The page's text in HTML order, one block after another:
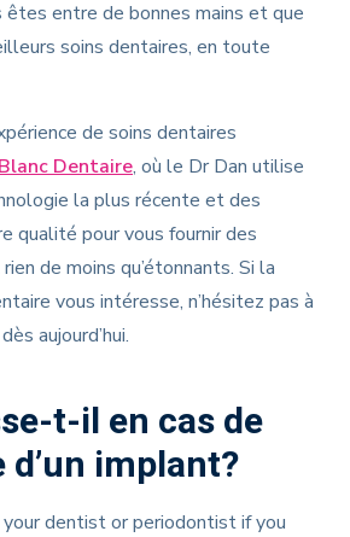
entre de bonnes mains et que
soins dentaires, en toute
de soins dentaires
Blanc Dentaire, où le Dr Dan utilise
la plus récente et des
qualité pour vous fournir des
de moins qu’étonnants. Si la
vous intéresse, n’hésitez pas à
aujourd’hui.
t-il en cas de
implant?
dentist or periodontist if you